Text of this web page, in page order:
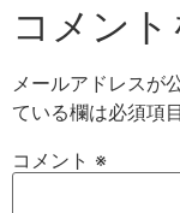
コメン
メールアドレスが
ている欄は必須項
コメント ※